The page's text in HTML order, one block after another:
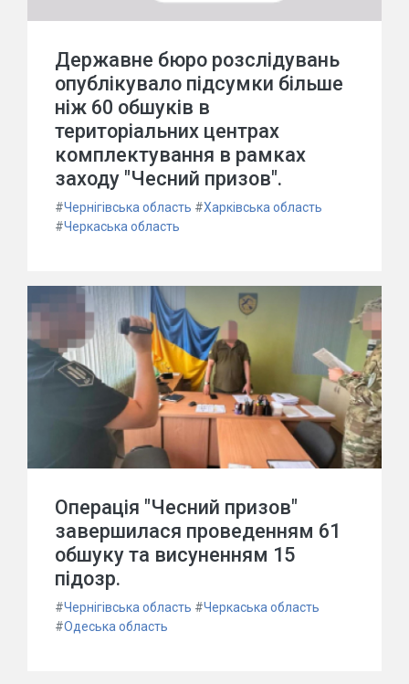
Державне бюро розслідувань
опублікувало підсумки більше
ніж 60 обшуків в
територіальних центрах
комплектування в рамках
заходу "Чесний призов".
#Чернігівська область #Харківська область
#Черкаська область
Операція "Чесний призов"
завершилася проведенням 61
обшуку та висуненням 15
підозр.
#Чернігівська область #Черкаська область
#Одеська область